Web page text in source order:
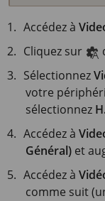
Accédez à
Cliquez sur
Sélectionnez
votre
sélectionnez
Accédez à
Général) et
Accédez à
comme suit